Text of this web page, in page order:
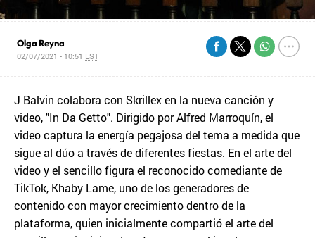
Olga Reyna
02/07/2021 - 10:51 EST
J Balvin colabora con Skrillex en la nueva canción y
video, "In Da Getto". Dirigido por Alfred Marroquín, el
video captura la energía pegajosa del tema a medida que
sigue al dúo a través de diferentes fiestas. En el arte del
video y el sencillo figura el reconocido comediante de
TikTok, Khaby Lame, uno de los generadores de
contenido con mayor crecimiento dentro de la
plataforma, quien inicialmente compartió el arte del